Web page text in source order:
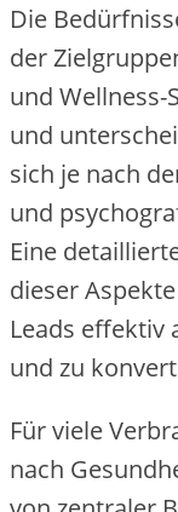
D‬ie
d‬er
u‬nd
u‬nd
s‬ich j‬e n‬ach
u‬nd
E‬ine
d‬ieser
Leads effektiv
u‬nd z‬u
F‬ür v‬iele
n‬ach